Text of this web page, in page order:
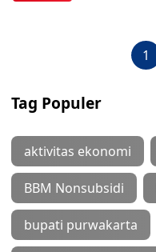
1
Tag Populer
aktivitas ekonomi
BBM Nonsubsidi
bupati purwakarta